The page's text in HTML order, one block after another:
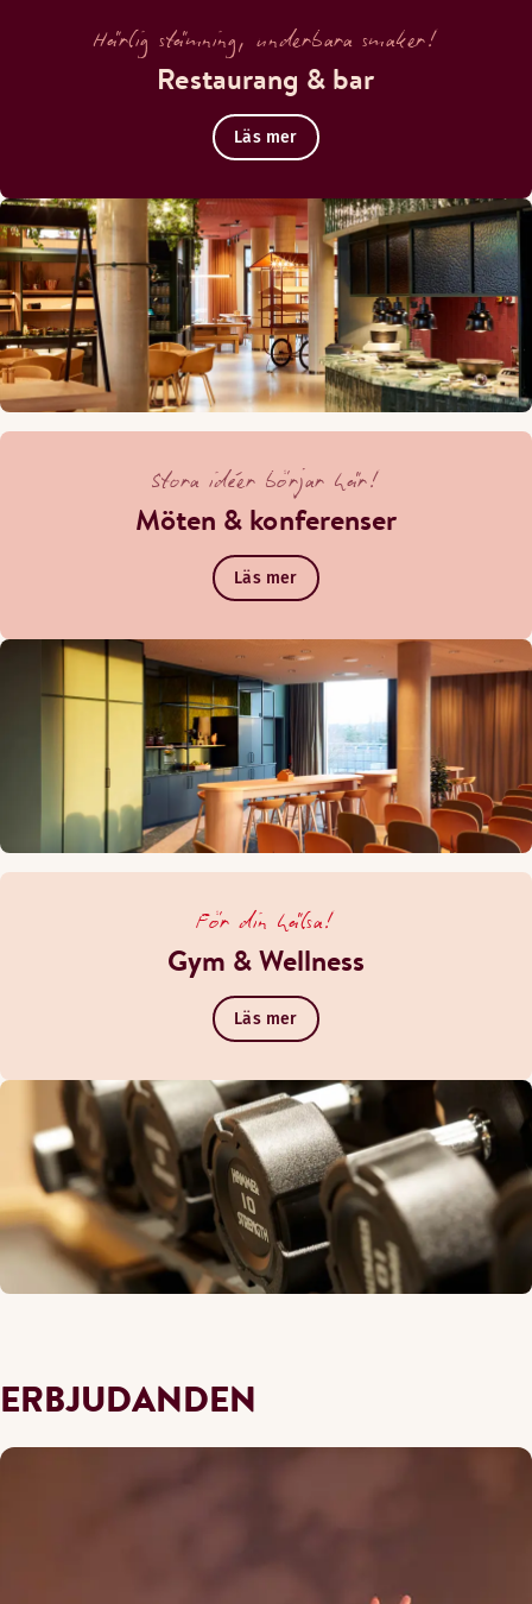
Härlig stämning, underbara smaker!
Restaurang & bar
Läs mer
Stora idéer börjar här!
Möten & konferenser
Läs mer
För din hälsa!
Gym & Wellness
Läs mer
ERBJUDANDEN